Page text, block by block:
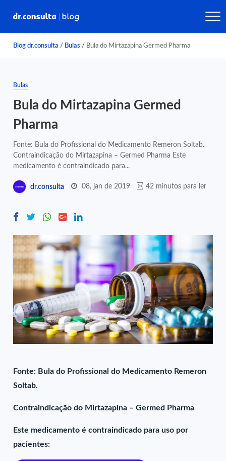
Blog dr.consulta / Bulas / Bula do Mirtazapina Germed Pharma
Bulas
Bula do Mirtazapina Germed
Pharma
Fonte: Bula do Profissional do Medicamento Remeron Soltab.
Contraindicação do Mirtazapina – Germed Pharma Este
medicamento é contraindicado para...
dr.consulta 08, jan de 2019 42 minutos para ler
Fonte: Bula do Profissional do Medicamento Remeron
Soltab.
Contraindicação do Mirtazapina – Germed Pharma
Este medicamento é contraindicado para uso por
pacientes: